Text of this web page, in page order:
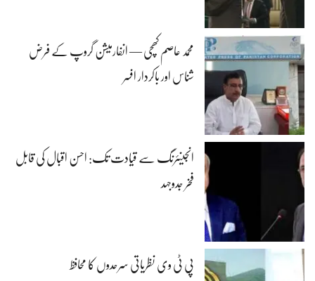
محمد عاصم کھچی — انفارمیشن گروپ کے فرض
شناس اور باکردار افسر
انجینئرنگ سے قیادت تک: احسن اقبال کی قابل
فخر جدوجہد
پی ٹی وی نظریاتی سرحدوں کا محافظ